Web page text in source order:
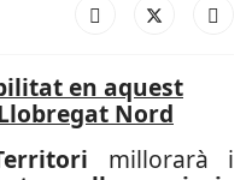
en aquest
Nord
millorarà i